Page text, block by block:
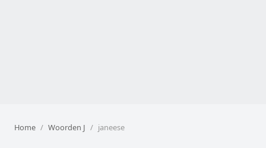
Home Woorden J janeese